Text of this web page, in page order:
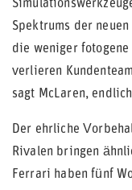
Spektrums der
die weniger
verlieren
sagt McLaren,
Der ehrliche
Rivalen bringen
Ferrari haben fünf